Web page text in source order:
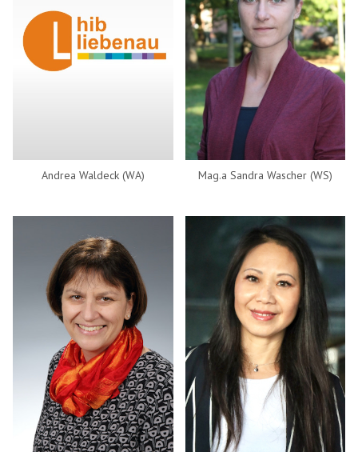
Andrea Waldeck (WA) Mag.a Sandra Wascher (WS)